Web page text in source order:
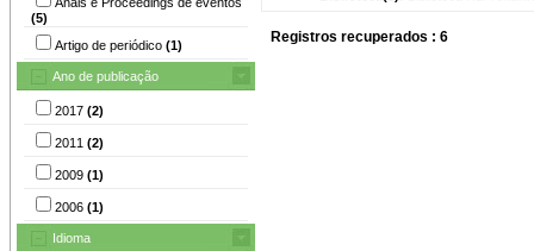
(5)
Artigo de periódico (1)
Ano de publicação
2017 (2)
2011 (2)
2009 (1)
2006 (1)
Idioma
Registros recuperados : 6